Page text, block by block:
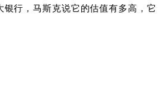
行，马斯克说它的估值有多高，它